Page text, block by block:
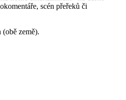
scén přeřeků či
země).